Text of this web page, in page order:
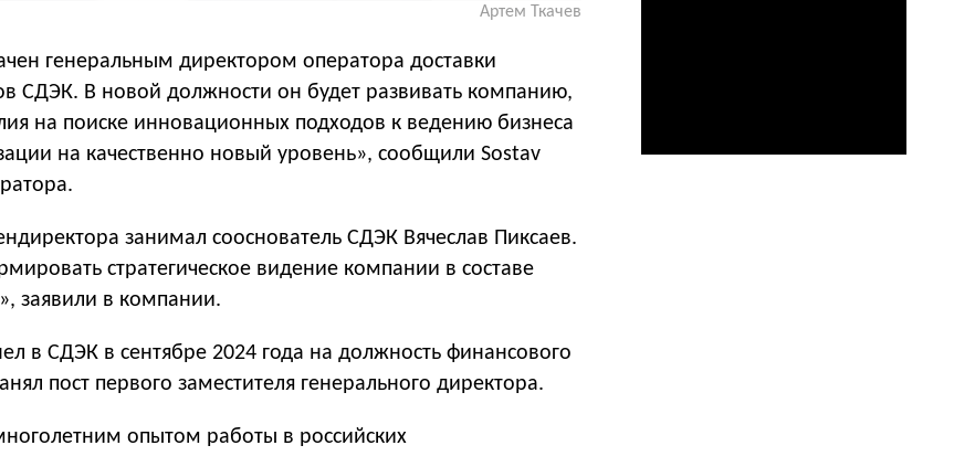
Артем Ткачев
генеральным директором оператора доставки
СДЭК. В новой должности он будет развивать компанию,
на поиске инновационных подходов к ведению бизнеса
на качественно новый уровень», сообщили Sostav
занимал сооснователь СДЭК Вячеслав Пиксаев.
стратегическое видение компании в составе
заявили в компании.
в СДЭК в сентябре 2024 года на должность финансового
пост первого заместителя генерального директора.
опытом работы в российских